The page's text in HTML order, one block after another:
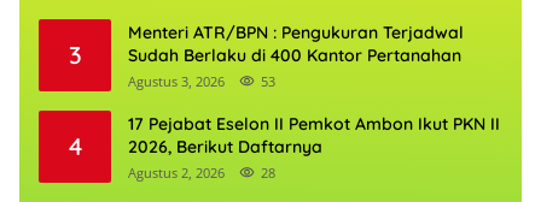
3
Menteri ATR/BPN : Pengukuran Terjadwal
Sudah Berlaku di 400 Kantor Pertanahan
Agustus 3, 2026 53
4
17 Pejabat Eselon II Pemkot Ambon Ikut PKN II
2026, Berikut Daftarnya
Agustus 2, 2026 28